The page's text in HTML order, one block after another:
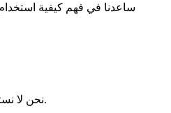
ساعدنا في فهم كيفية
نحن لا نستخدم كوكيز التسويق أو الإعلان.